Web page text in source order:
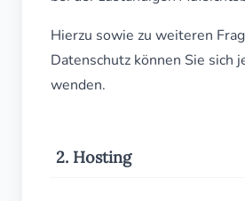
Hierzu sowie zu weiteren
Datenschutz können Sie sich
wenden.
2. Hosting